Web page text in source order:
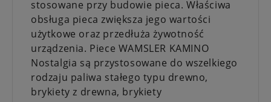
stosowane przy budowie pieca. Właściwa
obsługa pieca zwiększa jego wartości
użytkowe oraz przedłuża żywotność
urządzenia. Piece WAMSLER KAMINO
Nostalgia są przystosowane do wszelkiego
rodzaju paliwa stałego typu drewno,
brykiety z drewna, brykiety